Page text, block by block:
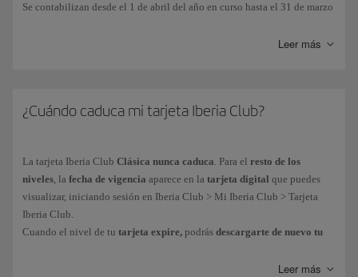
Se contabilizan desde el 1 de abril del año en curso hasta el 31 de marzo
Por euro gastado en vuelos
del Grupo Iberia* y aerolíneas asociadas
al programa. Mas información sobre la
Por lascompras efectuadas con las tarjetas de crédito de nuestros
partners financieros. Mas información sobre nuestrospartners
financieros.
Leer más
¿Cuándo caduca mi tarjeta Iberia Club?
La tarjeta Iberia Club Clásica nunca caduca. Para el resto de los
niveles, la fecha de vigencia aparece en la tarjeta digital que puedes
visualizar, iniciando sesión en Iberia Club > Mi Iberia Club > Tarjeta
Iberia Club.
Cuando el nivel de tu tarjeta expire, podrás descargarte de nuevo tu
Leer más